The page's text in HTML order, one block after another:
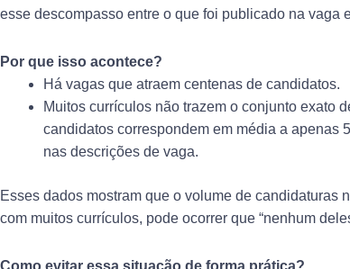
esse descompasso entre o que foi publicado na vaga
Por que isso acontece?
Há vagas que atraem centenas de candidatos.
Muitos currículos não trazem o conjunto exato
candidatos correspondem em média a apenas
nas descrições de vaga.
Esses dados mostram que o volume de
com muitos currículos, pode ocorrer que “nenhum
Como evitar essa situação de forma prática?